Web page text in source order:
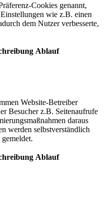
Cookies genannt,
wie z.B. einen
dem Nutzer verbesserte,
Ablauf
Website-Betreiber
Besucher z.B. Seitenaufrufe
daraus
werden selbstverständlich
Ablauf